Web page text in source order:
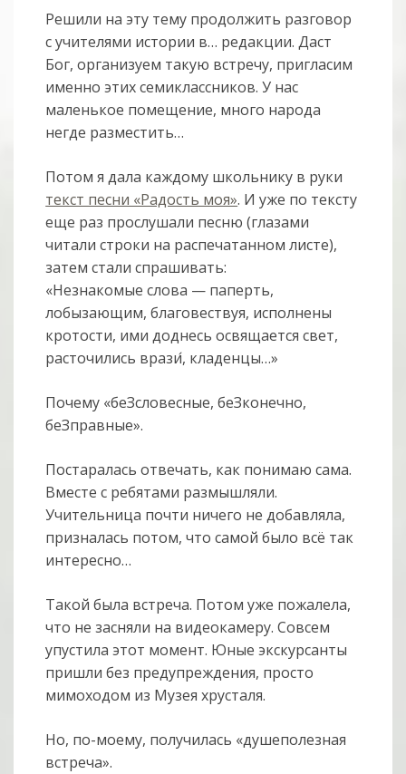
Решили на эту тему продолжить разговор
с учителями истории в… редакции. Даст
Бог, организуем такую встречу, пригласим
именно этих семиклассников. У нас
маленькое помещение, много народа
негде разместить…
Потом я дала каждому школьнику в руки
текст песни «Радость моя». И уже по тексту
еще раз прослушали песню (глазами
читали строки на распечатанном листе),
затем стали спрашивать:
«Незнакомые слова — паперть,
лобызающим, благовествуя, исполнены
кротости, ими доднесь освящается свет,
расточились врази, кладенцы…»
Почему «беЗсловесные, беЗконечно,
беЗправные».
Постаралась отвечать, как понимаю сама.
Вместе с ребятами размышляли.
Учительница почти ничего не добавляла,
призналась потом, что самой было всё так
интересно…
Такой была встреча. Потом уже пожалела,
что не засняли на видеокамеру. Совсем
упустила этот момент. Юные экскурсанты
пришли без предупреждения, просто
мимоходом из Музея хрусталя.
Но, по-моему, получилась «душеполезная
встреча».